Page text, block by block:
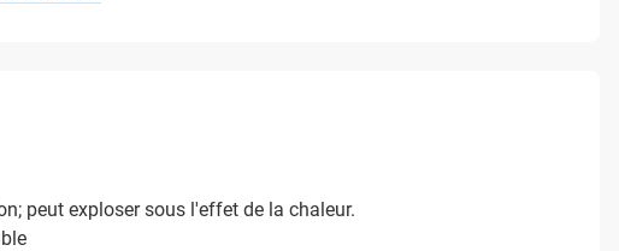
peut exploser sous l'effet de la chaleur.